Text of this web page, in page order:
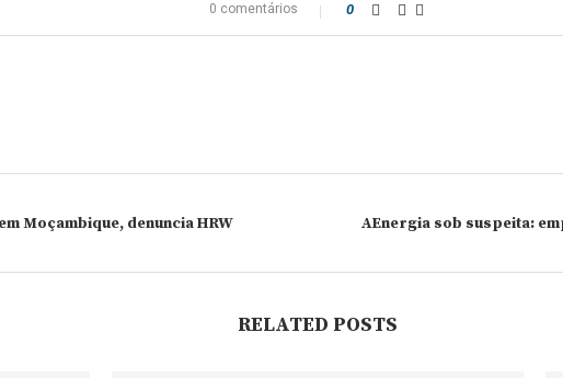
0 comentários 0
Moçambique, denuncia HRW
AEnergia sob suspeita:
RELATED POSTS